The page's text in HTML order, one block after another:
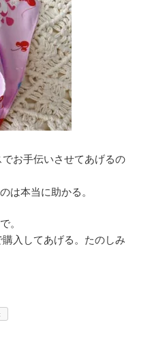
お手伝いさせてあげるの
は本当に助かる。
。
入してあげる。たのしみ